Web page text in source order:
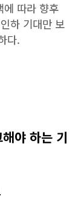
에 따라 향후
하 기대만 보
다.
야 하는 기